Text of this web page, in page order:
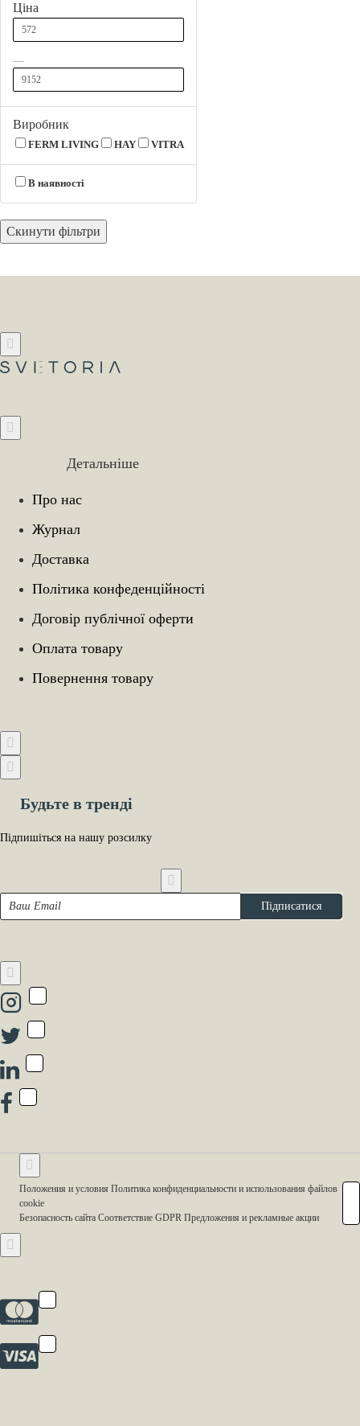
Ціна
Виробник
FERM LIVING HAY VITRA
В наявності
Скинути фільтри
Детальніше
Про нас
Журнал
Доставка
Політика конфеденційності
Договір публічної оферти
Оплата товару
Повернення товару
Будьте в тренді
Підпишіться на нашу розсилку
Підписатися
Положения и условия Политика конфиденциальности и использования файлов
cookie
Безопасность сайта Соответствие GDPR Предложения и рекламные акции